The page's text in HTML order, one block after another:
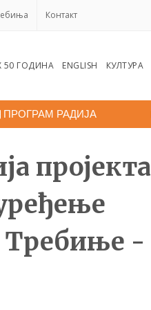
Контакт
ГОДИНА ENGLISH КУЛТУРА
ПРОГРАМ РАДИЈА
пројекта
Требиње -